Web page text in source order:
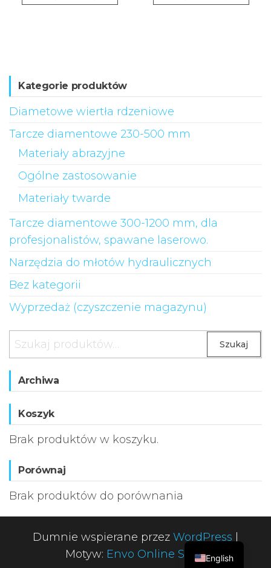
Kategorie produktów
Diametowe wiertła rdzeniowe
Tarcze diamentowe 230-500 mm
Materiały abrazyjne
Ogólne zastosowanie
Materiały twarde
Tarcze diamentowe 300-1200 mm, dla
profesjonalistów, spawane laserowo.
Narzędzia do młotów hydraulicznych
Bez kategorii
Wyprzedaż (czyszczenie magazynu)
Szukaj: Szukaj
Archiwa
Koszyk
Brak produktów w koszyku.
Porównaj
Brak produktów do porównania
Dumnie wspierane przez WordPress
Motyw: Envo Online StoreEnglish